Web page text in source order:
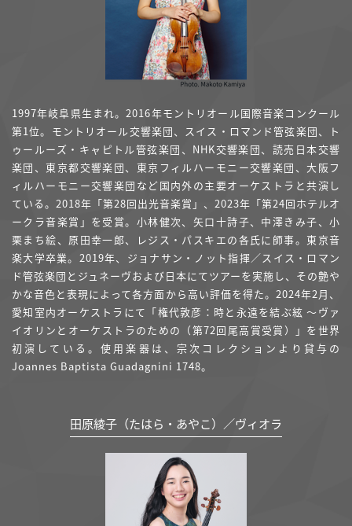
1997年岐阜県生まれ。2016年モントリオール国際音楽コンクール
第1位。モントリオール交響楽団、スイス・ロマンド管弦楽団、ト
ゥールーズ・キャピトル管弦楽団、NHK交響楽団、読売日本交響
楽団、東京都交響楽団、東京フィルハーモニー交響楽団、大阪フ
ィルハーモニー交響楽団など国内外の主要オーケストラと共演し
ている。2018年「第28回出光音楽賞」、2023年「第24回ホテルオ
ークラ音楽賞」を受賞。小林健次、矢口十詩子、中澤きみ子、小
栗まち絵、原田幸一郎、レジス・パスキエの各氏に師事。東京音
楽大学卒業。2019年、ジョナサン・ノット指揮／スイス・ロマン
ド管弦楽団とジュネーヴおよび日本にてツアーを実施し、その艶や
かな音色と表現によって各方面から高い評価を得た。2024年2月、
愛知室内オーケストラにて「権代敦彦：時と永遠を結ぶ絃 ～ヴァ
イオリンとオーケストラのための（第72回尾高賞受賞）」を世界
初演している。使用楽器は、宗次コレクションより貸与の
Joannes Baptista Guadagnini 1748。
田原綾子（たはら・あやこ）／ヴィオラ